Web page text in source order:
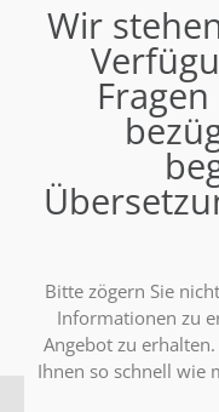
Wir
Bitte zögern Sie
Informationen zu
Angebot zu
Ihnen so schnell wie